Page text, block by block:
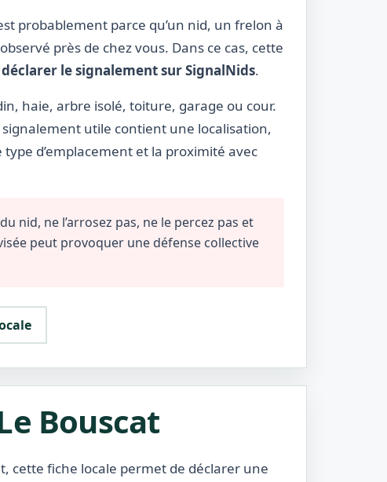
probablement parce qu’un nid, un frelon à
près de chez vous. Dans ce cas, cette
déclarer le signalement sur SignalNids.
haie, arbre isolé, toiture, garage ou cour.
utile contient une localisation,
d’emplacement et la proximité avec
nid, ne l’arrosez pas, ne le percez pas et
peut provoquer une défense collective
Bouscat
cette fiche locale permet de déclarer une